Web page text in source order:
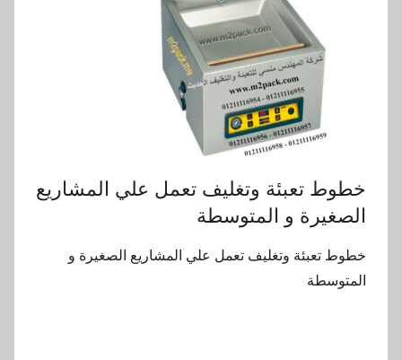
خطوط تعبئة وتغليف تعمل علي المشاريع
الصغيرة و المتوسطة ‏
خطوط تعبئة وتغليف تعمل علي المشاريع الصغيرة و
المتوسطة ‏